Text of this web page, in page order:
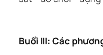
Buổi III: Các